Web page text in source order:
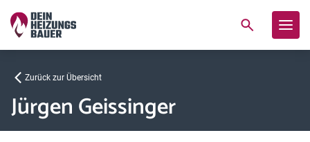
Zurück zur Übersicht
Jürgen Geissinger